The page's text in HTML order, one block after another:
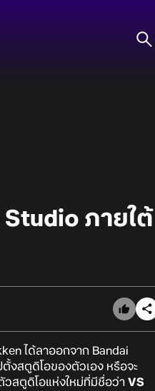
Studio ภายใต้
ได้ลาออกจาก Bandai
ตั้งสตูดิโอของตัวเอง หรือจะ
วสตูดิโอแห่งใหม่ที่มีชื่อว่า VS